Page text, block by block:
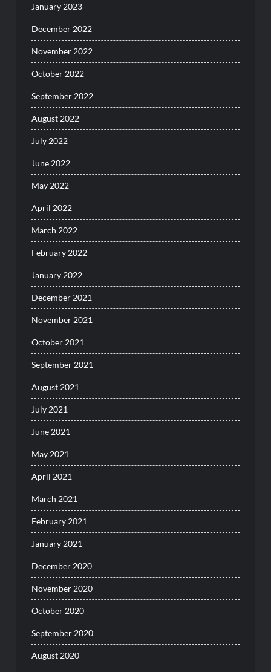
January 2023
December 2022
November 2022
October 2022
September 2022
August 2022
July 2022
June 2022
May 2022
April 2022
March 2022
February 2022
January 2022
December 2021
November 2021
October 2021
September 2021
August 2021
July 2021
June 2021
May 2021
April 2021
March 2021
February 2021
January 2021
December 2020
November 2020
October 2020
September 2020
August 2020